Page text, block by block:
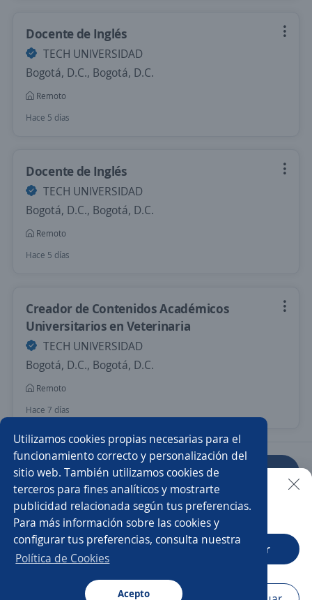
Utilizamos cookies propias necesarias para el
funcionamiento correcto y personalización del
sitio web. También utilizamos cookies de
terceros para fines analíticos y mostrarte
publicidad relacionada según tus preferencias.
Para más información sobre las cookies y
configurar tus preferencias, consulta nuestra
Política de Cookies
Acepto
Docente de Inglés
TECH UNIVERSIDAD
Bogotá, D.C., Bogotá, D.C.
Remoto
Hace 5 días
Docente de Inglés
TECH UNIVERSIDAD
Bogotá, D.C., Bogotá, D.C.
Remoto
Hace 5 días
Creador de Contenidos Académicos
Universitarios en Veterinaria
TECH UNIVERSIDAD
Bogotá, D.C., Bogotá, D.C.
Remoto
Hace 7 días
Anterior Siguiente
Nuevas ofertas de empleo
Empleos similares
Profesor/a de inglés
Buscar es más fácil en la app
CT App Abrir